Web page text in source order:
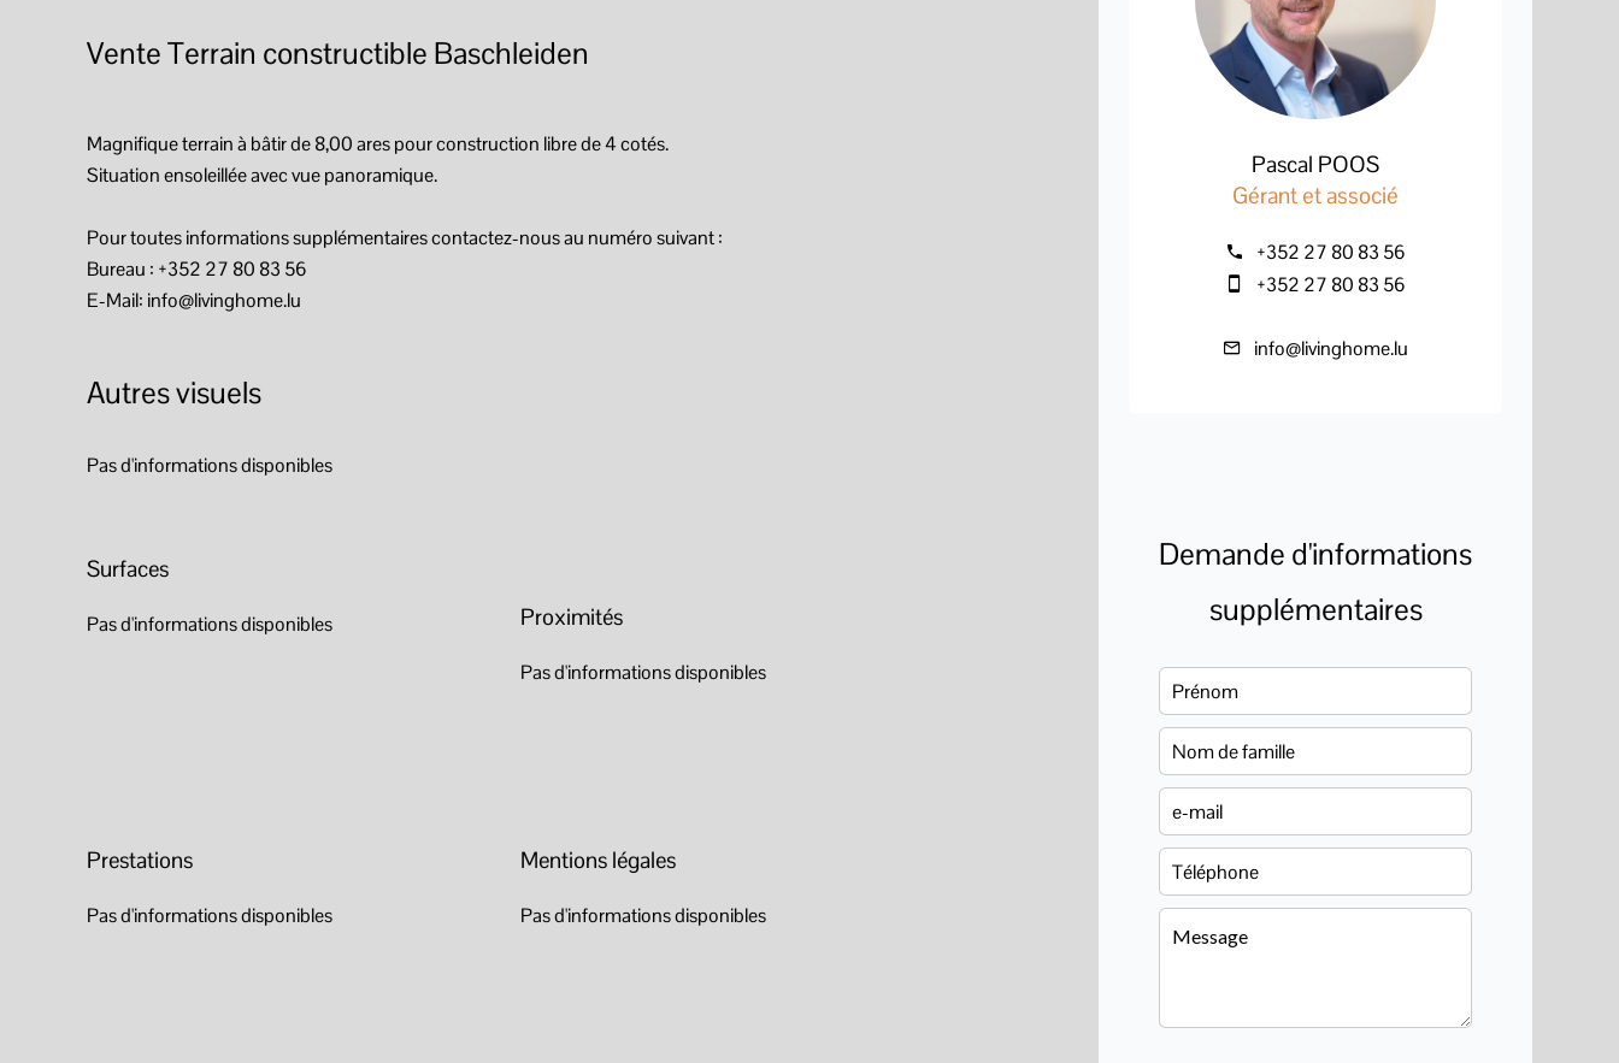
Vente Terrain constructible Baschleiden
Magnifique terrain à bâtir de 8,00 ares pour construction libre de 4 cotés.
Situation ensoleillée avec vue panoramique.
Pour toutes informations supplémentaires contactez-nous au numéro suivant :
Bureau : +352 27 80 83 56
E-Mail: info@livinghome.lu
Autres visuels
Pas d'informations disponibles
Surfaces
Pas d'informations disponibles Proximités
Pas d'informations disponibles
Prestations
Pas d'informations disponibles
Mentions légales
Pas d'informations disponibles
Pascal POOS
Gérant et associé
+352 27 80 83 56
+352 27 80 83 56
info@livinghome.lu
Demande d'informations
supplémentaires